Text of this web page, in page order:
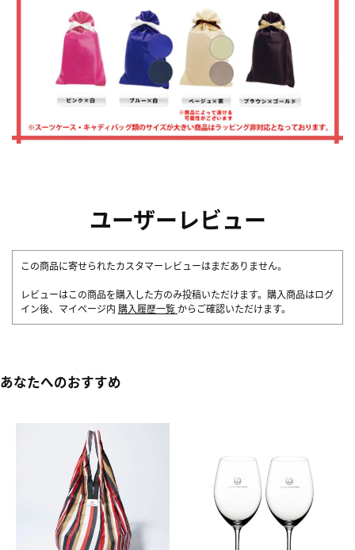
ユーザーレビュー
この商品に寄せられたカスタマーレビューはまだありません。
レビューはこの商品を購入した方のみ投稿いただけます。購入商品はログ
イン後、マイページ内 購入履歴一覧 からご確認いただけます。
あなたへのおすすめ